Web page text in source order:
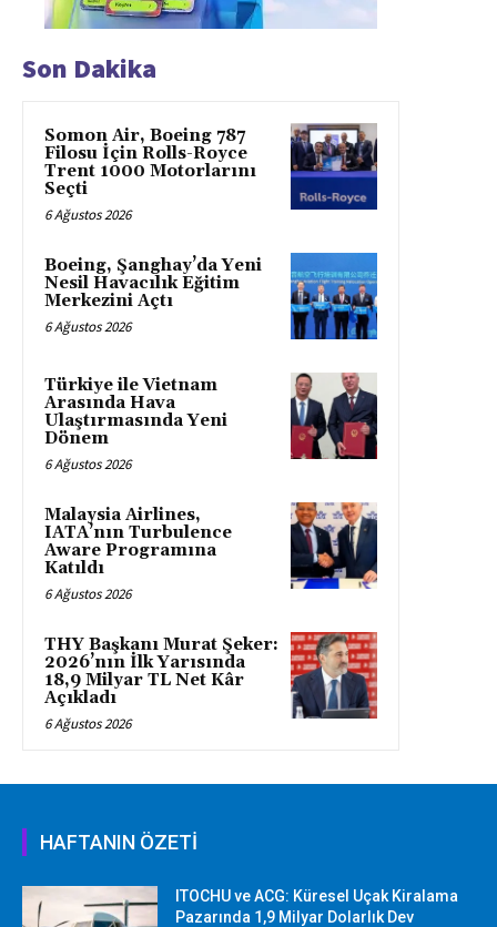
Son Dakika
Somon Air, Boeing 787
Filosu İçin Rolls-Royce
Trent 1000 Motorlarını
Seçti
6 Ağustos 2026
Boeing, Şanghay’da Yeni
Nesil Havacılık Eğitim
Merkezini Açtı
6 Ağustos 2026
Türkiye ile Vietnam
Arasında Hava
Ulaştırmasında Yeni
Dönem
6 Ağustos 2026
Malaysia Airlines,
IATA’nın Turbulence
Aware Programına
Katıldı
6 Ağustos 2026
THY Başkanı Murat Şeker:
2026’nın İlk Yarısında
18,9 Milyar TL Net Kâr
Açıkladı
6 Ağustos 2026
HAFTANIN ÖZETİ
ITOCHU ve ACG: Küresel Uçak Kiralama
Pazarında 1,9 Milyar Dolarlık Dev